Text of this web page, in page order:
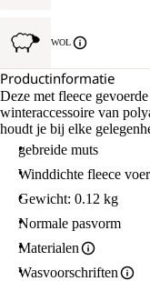
WOL
Productinformatie
Deze met fleece
winteraccessoire van
houdt je bij elke
gebreide muts
Winddichte fleece
Gewicht: 0.12 kg
Normale pasvorm
Materialen
Wasvoorschriften